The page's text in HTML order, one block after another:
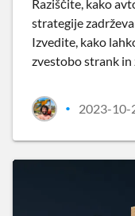
Raziščite, kako
strategije
Izvedite, kako
zvestobo strank
• 2023-10-